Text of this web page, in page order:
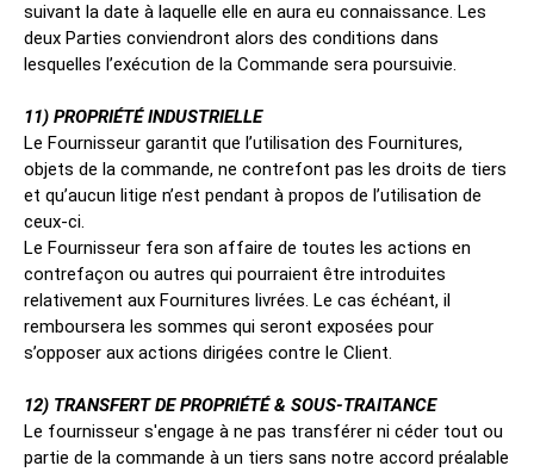
suivant la date à laquelle elle en aura eu connaissance. Les
deux Parties conviendront alors des conditions dans
lesquelles l’exécution de la Commande sera poursuivie.
11) PROPRIÉTÉ INDUSTRIELLE
Le Fournisseur garantit que l’utilisation des Fournitures,
objets de la commande, ne contrefont pas les droits de tiers
et qu’aucun litige n’est pendant à propos de l’utilisation de
ceux-ci.
Le Fournisseur fera son affaire de toutes les actions en
contrefaçon ou autres qui pourraient être introduites
relativement aux Fournitures livrées. Le cas échéant, il
remboursera les sommes qui seront exposées pour
s’opposer aux actions dirigées contre le Client.
12) TRANSFERT DE PROPRIÉTÉ & SOUS-TRAITANCE
Le fournisseur s'engage à ne pas transférer ni céder tout ou
partie de la commande à un tiers sans notre accord préalable